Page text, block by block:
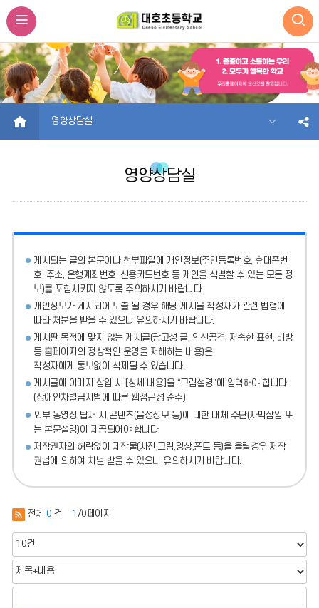
HOME 영양상담실
영양상담실
게시되는 글의 본문이나 첨부파일에
개인정보(주민등록번호, 휴대폰번
호, 주소, 은행계좌번호, 신용카드번호 등 개인을 식별할 수 있는 모든 정
보)를 포함시키지 않도록 주의하시기 바랍니다.
개인정보가 게시되어 노출 될 경우 해당 게시물 작성자가 관련 법령에
따라 처분을 받을 수 있으니 유의하시기 바랍니다.
게시판 목적에 맞지 않는 게시글(광고성 글, 인신공격, 저속한 표현, 비방
등 홈페이지의 정상적인 운영을 저해하는 내용)은
작성자에게 통보없이 삭제될 수 있습니다.
게시글에 이미지 삽입 시 [상세 내용]을 “그림설명”에 입력해야 합니다.
(장애인차별금지법에 따른 웹접근성 준수)
외부 동영상 탑재 시 콘텐츠(음성정보 등)에 대한 대체 수단(자막삽입 또
는 본문설명)이 제공되어야 합니다.
저작권자의 허락없이 제작물(사진,그림,영상,폰트 등)을 올릴경우 저작
권법에 의하여 처벌 받을 수 있으니 유의하시기 바랍니다.
전체 0 건 1 /0페이지